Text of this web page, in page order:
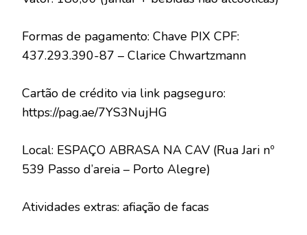
Formas de pagamento: Chave PIX CPF:
437.293.390-87 – Clarice Chwartzmann
Cartão de crédito via link pagseguro:
https://pag.ae/7YS3NujHG
Local: ESPAÇO ABRASA NA CAV (Rua Jari nº
539 Passo d’areia – Porto Alegre)
Atividades extras: afiação de facas